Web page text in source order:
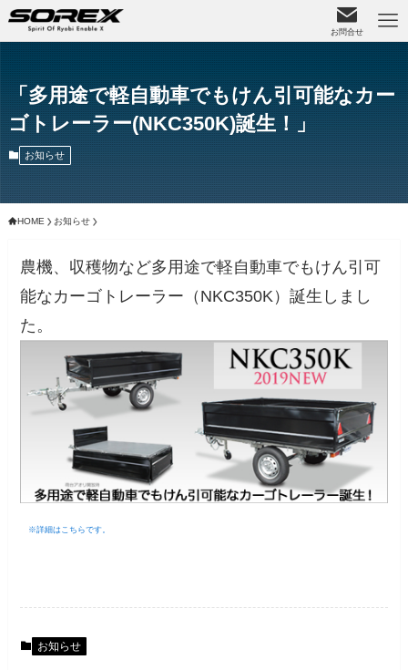
お問合せ
「多用途で軽自動車でもけん引可能なカー
ゴトレーラー(NKC350K)誕生！」
お知らせ
HOME お知らせ
農機、収穫物など多用途で軽自動車でもけん引可
能なカーゴトレーラー（NKC350K）誕生しまし
た。
※詳細はこちらです。
お知らせ